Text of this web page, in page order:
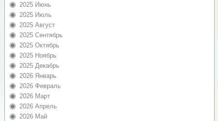
2025 Июнь
2025 Июль
2025 Август
2025 Сентябрь
2025 Октябрь
2025 Ноябрь
2025 Декабрь
2026 Январь
2026 Февраль
2026 Март
2026 Апрель
2026 Май